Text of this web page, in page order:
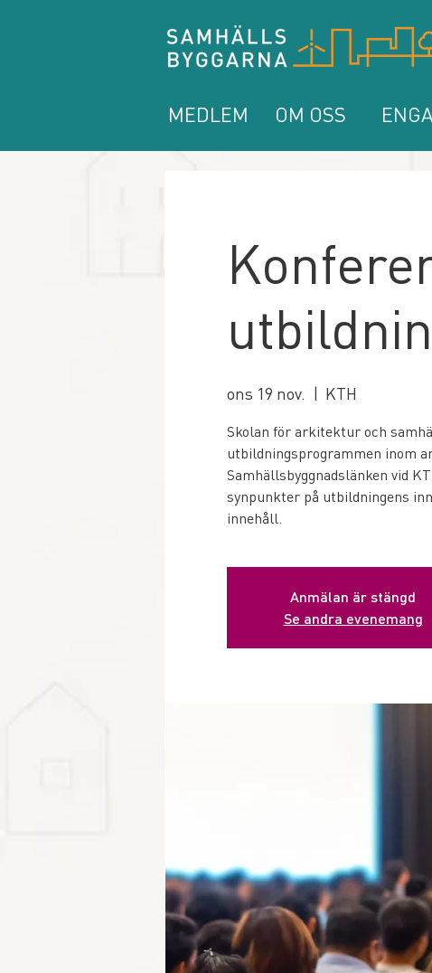
OM OSS
MEDLEM
ons 19 nov.
  |
KTH
Skolan för arkitektur och
utbildningsprogrammen inom
Samhällsbyggnadslänken vid
synpunkter på utbildningens
innehåll.
Anmälan är stängd
Se andra evenemang